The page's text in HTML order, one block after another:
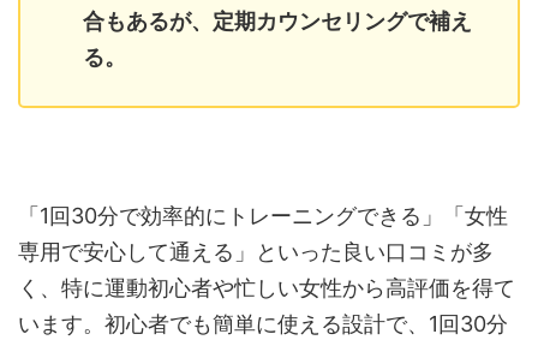
合もあるが、定期カウンセリングで補え
る。
「1回30分で効率的にトレーニングできる」「女性
専用で安心して通える」といった良い口コミが多
く、特に運動初心者や忙しい女性から高評価を得て
います。初心者でも簡単に使える設計で、1回30分